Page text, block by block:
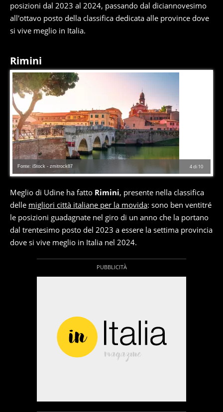
posizioni dal 2023 al 2024, passando dal diciannovesimo
all'ottavo posto della classifica dedicata alle province dove
si vive meglio in Italia.
Rimini
4di 10
Fonte: iStock - zmitrock87
Meglio di Udine ha fatto Rimini, presente nella classifica
delle migliori città italiane per la movida: sono ben ventitré
le posizioni guadagnate nel giro di un anno che la portano
dal trentesimo posto del 2023 a essere la settima provincia
dove si vive meglio in Italia nel 2024.